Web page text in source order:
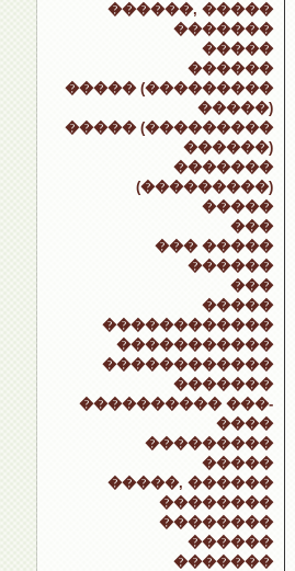
������, �����
�������
�����
������
����� (���������
�����)
����� (���������
������)
�������
(���������)
�����
���
��� �����
������
���
�����
������������
�����������
������������
�������
���������� ���-
����
���������
�����
�����, ������
��������
��������
������
�������